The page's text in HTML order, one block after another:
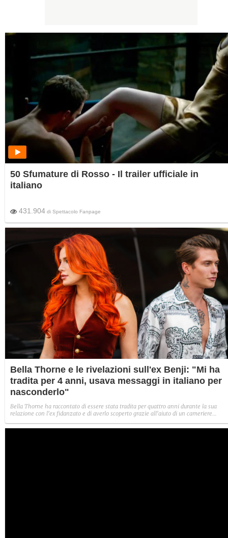
50 Sfumature di Rosso - Il trailer ufficiale in
italiano
431.904 di Spettacolo Fanpage
Bella Thorne e le rivelazioni sull'ex Benji: "Mi ha
tradita per 4 anni, usava messaggi in italiano per
nasconderlo"
Bella Thorne ha raccontato di essere stata tradita per quattro anni durante la sua
relazione con l'ex fidanzato e di averlo scoperto grazie all'aiuto di un cameriere
esplicitamente il nome di Benjamin Mascolo ma dettagli temporali e di racconto